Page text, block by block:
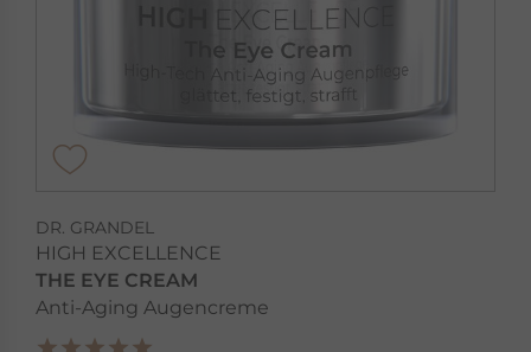
DR. GRANDEL
HIGH EXCELLENCE
THE EYE CREAM
Anti-Aging Augencreme